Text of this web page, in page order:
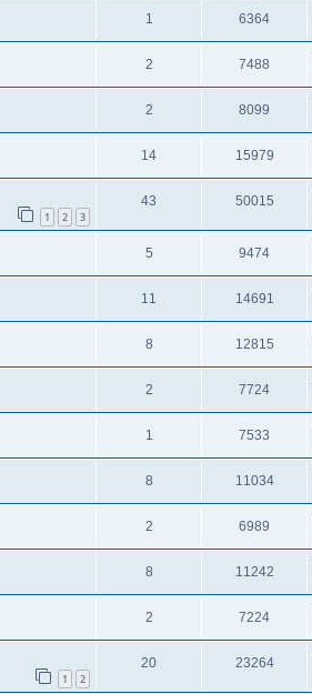
1 6364
2 7488
2 8099
14 15979
1 2 3
43 50015
5 9474
11 14691
8 12815
2 7724
1 7533
8 11034
2 6989
8 11242
2 7224
1 2
20 23264